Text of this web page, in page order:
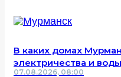
В каких домах
электричества и
07.08.2026, 08:00